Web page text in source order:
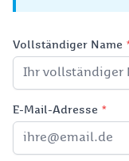
Vollständiger Name
E-Mail-Adresse *